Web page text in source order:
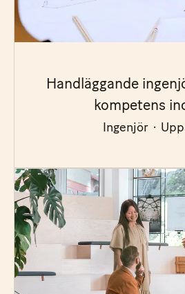
Handläggande
kompetens
Ingenjör ·